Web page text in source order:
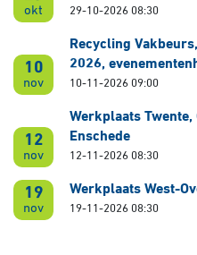
okt 29-10-2026 08:30
10
nov
Recycling
2026,
10-11-2026 09:00
12
nov
Werkplaats Twente,
Enschede
12-11-2026 08:30
19
nov
Werkplaats West-
19-11-2026 08:30